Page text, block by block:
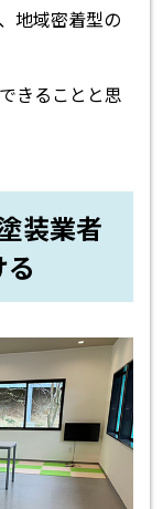
地域密着型の
きることと思
装業者